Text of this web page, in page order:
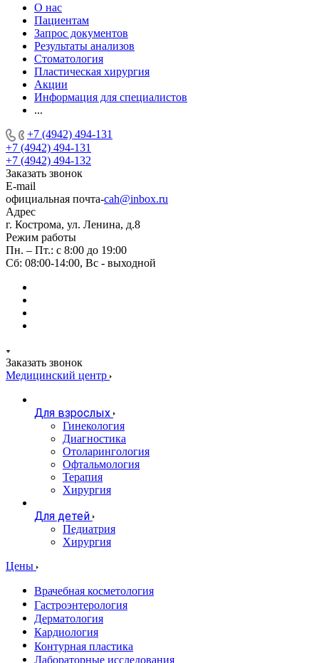
О нас
Пациентам
Запрос документов
Результаты анализов
Стоматология
Пластическая хирургия
Акции
Информация для специалистов
...
+7 (4942) 494-131
+7 (4942) 494-131
+7 (4942) 494-132
Заказать звонок
E-mail
официальная почта-cah@inbox.ru
Адрес
г. Кострома, ул. Ленина, д.8
Режим работы
Пн. – Пт.: с 8:00 до 19:00
Сб: 08:00-14:00, Вс - выходной
Заказать звонок
Медицинский центр
Для взрослых
Гинекология
Диагностика
Отоларингология
Офтальмология
Терапия
Хирургия
Для детей
Педиатрия
Хирургия
Цены
Врачебная косметология
Гастроэнтерология
Дерматология
Кардиология
Контурная пластика
Лабораторные исследования